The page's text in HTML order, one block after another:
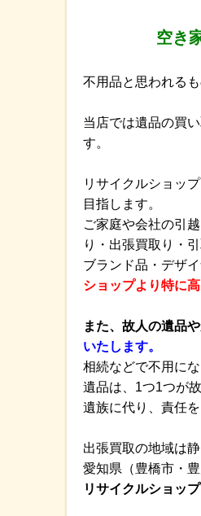
空き
不用品と思われる
当店では遺品の買
す。
リサイクルショッ
目指します。
ご家庭や会社の引
り・出張買取り・
ブランド品・デザ
ショップより特に
また、故人の遺品
いたします。
相続などで不用に
遺品は、1つ1つが
遺族に代り、責任
出張買取の地域は
愛知県（豊橋市・豊
リサイクルショッ